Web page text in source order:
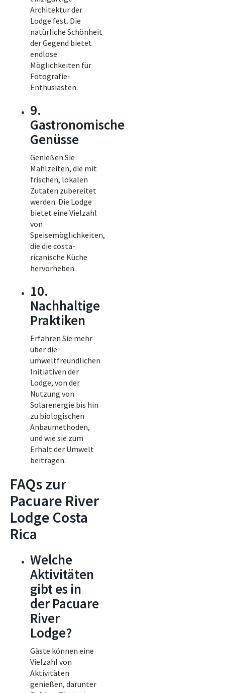
Architektur der
Lodge fest. Die
natürliche Schönheit
der Gegend bietet
endlose
Möglichkeiten für
Fotografie-
Enthusiasten.
9.
Gastronomische
Genüsse
Genießen Sie
Mahlzeiten, die mit
frischen, lokalen
Zutaten zubereitet
werden. Die Lodge
bietet eine Vielzahl
von
Speisemöglichkeiten,
die die costa-
ricanische Küche
hervorheben.
10.
Nachhaltige
Praktiken
Erfahren Sie mehr
über die
umweltfreundlichen
Initiativen der
Lodge, von der
Nutzung von
Solarenergie bis hin
zu biologischen
Anbaumethoden,
und wie sie zum
Erhalt der Umwelt
beitragen.
FAQs zur
Pacuare River
Lodge Costa
Rica
Welche
Aktivitäten
gibt es in
der Pacuare
River
Lodge?
Gäste können eine
Vielzahl von
Aktivitäten
genießen, darunter